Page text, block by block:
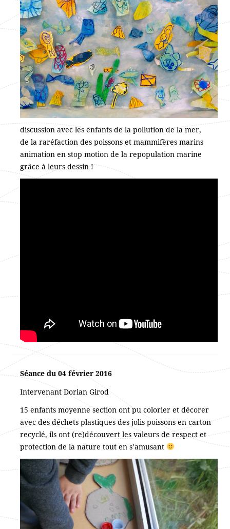
discussion avec les enfants de la pollution de la mer,
de la raréfaction des poissons et mammifères marins
animation en stop motion de la repopulation marine
grâce à leurs dessin !
Séance du 04 février 2016
Intervenant Dorian Girod
15 enfants moyenne section ont pu colorier et décorer
avec des déchets plastiques des jolis poissons en carton
recyclé, ils ont (re)découvert les valeurs de respect et
protection de la nature tout en s’amusant